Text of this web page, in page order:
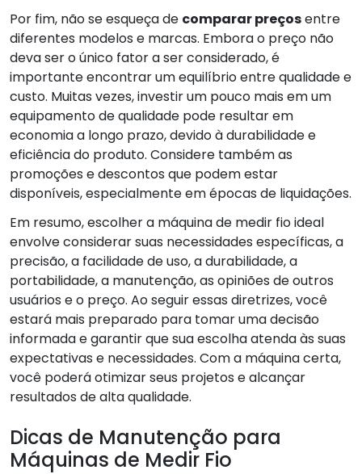
Por fim, não se esqueça de comparar preçosentre
diferentes modelos e marcas. Embora o preço não
deva ser o único fator a ser considerado, é
importante encontrar um equilíbrio entre qualidade e
custo. Muitas vezes, investir um pouco mais em um
equipamento de qualidade pode resultar em
economia a longo prazo, devido à durabilidade e
eficiência do produto. Considere também as
promoções e descontos que podem estar
disponíveis, especialmente em épocas de liquidações.
Em resumo, escolher a máquina de medir fio ideal
envolve considerar suas necessidades específicas, a
precisão, a facilidade de uso, a durabilidade, a
portabilidade, a manutenção, as opiniões de outros
usuários e o preço. Ao seguir essas diretrizes, você
estará mais preparado para tomar uma decisão
informada e garantir que sua escolha atenda às suas
expectativas e necessidades. Com a máquina certa,
você poderá otimizar seus projetos e alcançar
resultados de alta qualidade.
Dicas de Manutenção para
Máquinas de Medir Fio